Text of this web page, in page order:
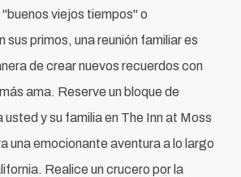
viejos tiempos" o
primos, una reunión familiar es
de crear nuevos recuerdos con
ama. Reserve un bloque de
usted y su familia en The Inn at Moss
una emocionante aventura a lo largo
Realice un crucero por la